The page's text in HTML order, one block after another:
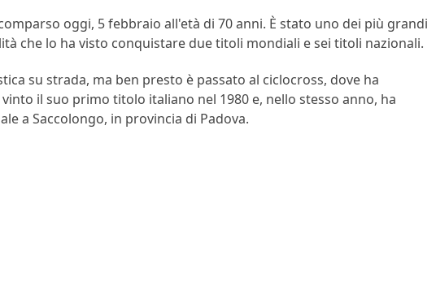
oggi, 5 febbraio all'età di 70 anni. È stato uno dei più grandi
che lo ha visto conquistare due titoli mondiali e sei titoli nazionali.
su strada, ma ben presto è passato al ciclocross, dove ha
il suo primo titolo italiano nel 1980 e, nello stesso anno, ha
a Saccolongo, in provincia di Padova.